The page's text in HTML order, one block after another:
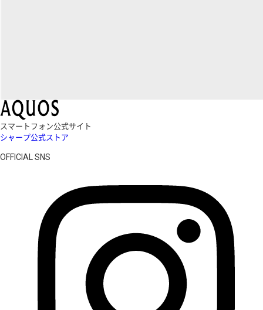
スマートフォン公式サイト
シャープ公式ストア
OFFICIAL SNS